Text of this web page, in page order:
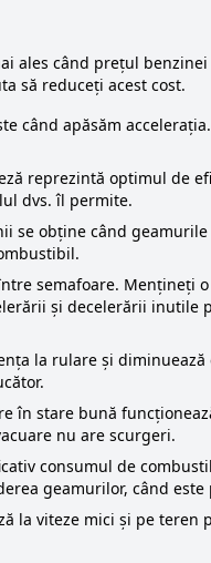
când prețul benzinei
să reduceți acest cost.
când apăsăm
reprezintă optimul de
dvs. îl permite.
se obține când
semafoare. Mențineți
și decelerării inutile
la rulare și
în stare bună
nu are scurgeri.
consumul de
geamurilor, când este
la viteze mici și pe teren